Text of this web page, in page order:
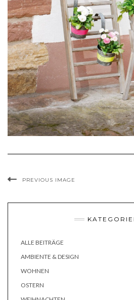
PREVIOUS IMAGE
ALLE BEITRÄGE
AMBIENTE & DESIGN
WOHNEN
OSTERN